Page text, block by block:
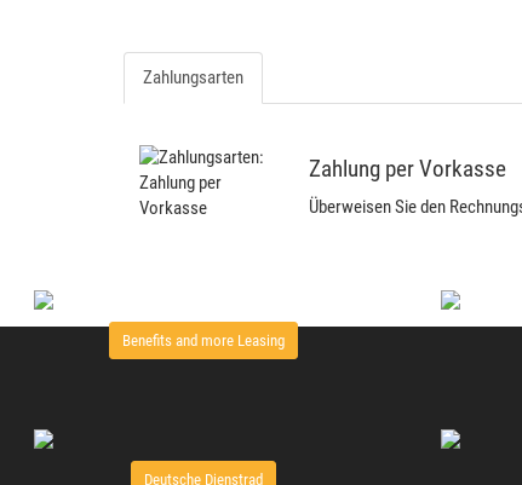
Zahlungsarten
Zahlung per Vorkasse
Überweisen Sie den
Benefits and more Leasing
Deutsche Dienstrad